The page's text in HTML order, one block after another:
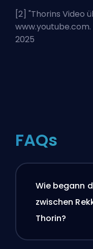
[2] "Thorins Video
2025
FAQs
Wie begann
zwischen
Thorin?